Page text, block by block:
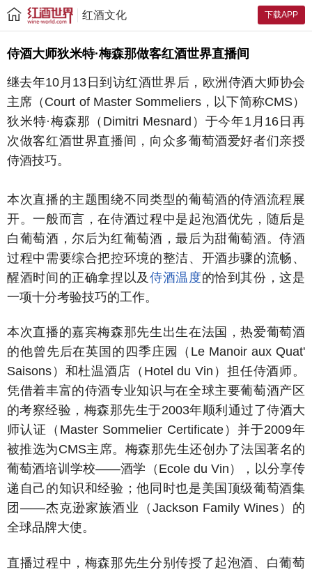
下载APP
红酒文化
侍酒大师狄米特·梅森那做客红酒世界直播间
继去年10月13日到访红酒世界后，欧洲侍酒大师协会
主席（Court of Master Sommeliers，以下简称CMS）
狄米特·梅森那（Dimitri Mesnard）于今年1月16日再
次做客红酒世界直播间，向众多葡萄酒爱好者们亲授
侍酒技巧。
本次直播的主题围绕不同类型的葡萄酒的侍酒流程展
开。一般而言，在侍酒过程中是起泡酒优先，随后是
白葡萄酒，尔后为红葡萄酒，最后为甜葡萄酒。侍酒
过程中需要综合把控环境的整洁、开酒步骤的流畅、
醒酒时间的正确拿捏以及 侍酒温度的恰到其份，这是
一项十分考验技巧的工作。
本次直播的嘉宾梅森那先生出生在法国，热爱葡萄酒
的他曾先后在英国的四季庄园（Le Manoir aux Quat'
Saisons）和杜温酒店（Hotel du Vin）担任侍酒师。
凭借着丰富的侍酒专业知识与在全球主要葡萄酒产区
的考察经验，梅森那先生于2003年顺利通过了侍酒大
师认证（Master Sommelier Certificate）并于2009年
被推选为CMS主席。梅森那先生还创办了法国著名的
葡萄酒培训学校——酒学（Ecole du Vin），以分享传
递自己的知识和经验；他同时也是美国顶级葡萄酒集
团——杰克逊家族酒业（Jackson Family Wines）的
全球品牌大使。
直播过程中，梅森那先生分别传授了起泡酒、白葡萄